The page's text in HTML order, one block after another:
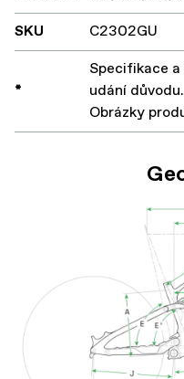
SKU
C2302GU
*
Specifikace
udání důvodu.
Obrázky